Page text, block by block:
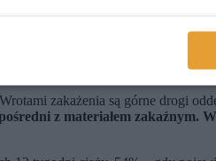
dla płci (zapalenie jąder,
do samoistnego poronienia.
zakażenia są górne drogi
z materiałem zakaźnym.